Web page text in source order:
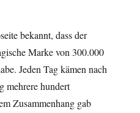
bekannt, dass der
Marke von 300.000
Jeden Tag kämen nach
mehrere hundert
Zusammenhang gab